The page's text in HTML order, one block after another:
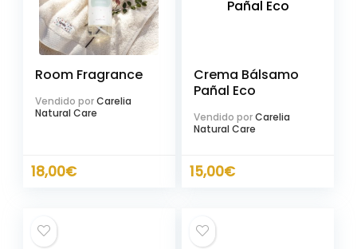
Room Fragrance
Vendido porCarelia
Natural Care
18,00€
Crema Bálsamo
Pañal Eco
Vendido porCarelia
Natural Care
15,00€